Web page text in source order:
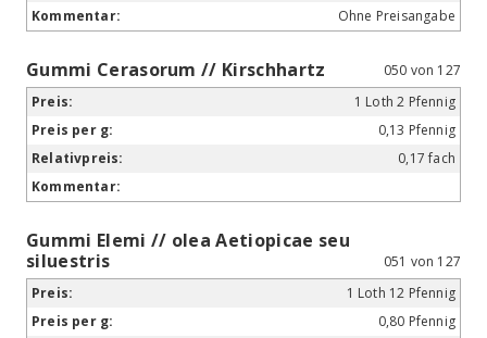
Ohne Preisangabe
Gummi Cerasorum // Kirschhartz
050 von 127
1 Loth 2 Pfennig
0,13 Pfennig
0,17 fach
Gummi Elemi // olea Aetiopicae seu
siluestris
051 von 127
1 Loth 12 Pfennig
0,80 Pfennig